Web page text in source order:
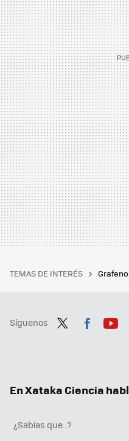
TEMAS DE INTERÉS Grafeno
Síguenos
En Xataka Ciencia
¿Sabías que...?